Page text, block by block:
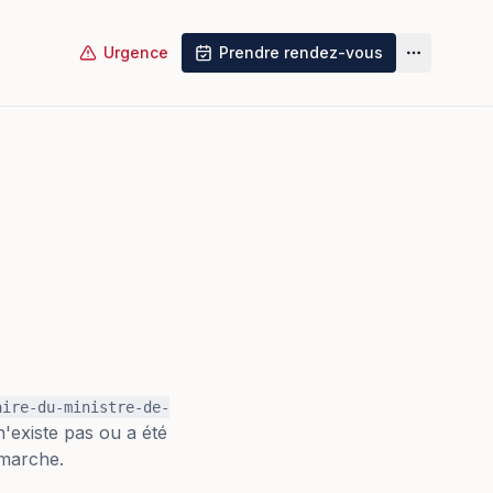
Urgence Prendre rendez-vous
du-ministre-de-
pas ou a été